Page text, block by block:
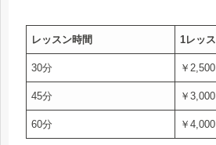
レッスン時間 1レッ
30分 ￥2,500
45分 ￥3,000
60分 ￥4,000